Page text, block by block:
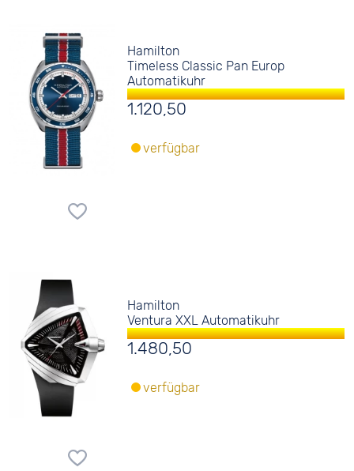
Hamilton
Timeless Classic Pan Europ
Automatikuhr
1.120,50
verfügbar
Hamilton
Ventura XXL Automatikuhr
1.480,50
verfügbar